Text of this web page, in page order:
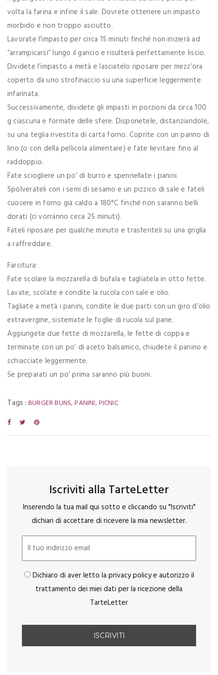
volta la farina e infine il sale. Dovrete ottenere un impasto
morbido e non troppo asciutto.
Lavorate l’impasto per circa 15 minuti finché non inizierà ad
“arrampicarsi” lungo il gancio e risulterà perfettamente liscio.
Dividete l’impasto a metà e lasciatelo riposare per mezz’ora
coperto da uno strofinaccio su una superficie leggermente
infarinata.
Successivamente, dividete gli impasti in porzioni da circa 100
g ciascuna e formate delle sfere. Disponetele, distanziandole,
su una teglia rivestita di carta forno. Coprite con un panno di
lino (o con della pellicola alimentare) e fate lievitare fino al
raddoppio.
Fate sciogliere un po’ di burro e spennellate i panini.
Spolverateli con i semi di sesamo e un pizzico di sale e fateli
cuocere in forno già caldo a 180°C finché non saranno belli
dorati (ci vorranno circa 25 minuti).
Fateli riposare per qualche minuto e trasferiteli su una griglia
a raffreddare.
Farcitura:
Fate scolare la mozzarella di bufala e tagliatela in otto fette.
Lavate, scolate e condite la rucola con sale e olio.
Tagliate a metà i panini, condite le due parti con un giro d’olio
extravergine, sistemate le foglie di rucola sul pane.
Aggiungete due fette di mozzarella, le fette di coppa e
terminate con un po’ di aceto balsamico, chiudete il panino e
schiacciate leggermente.
Se preparati un po’ prima saranno più buoni.
Tags :BURGER BUNS,PANINI,PICNIC
Iscriviti alla TarteLetter
Inserendo la tua mail qui sotto e cliccando su "Iscriviti"
dichiari di accettare di ricevere la mia newsletter.
Dichiaro di aver letto la privacy policy e autorizzo il
trattamento dei miei dati per la ricezione della
TarteLetter